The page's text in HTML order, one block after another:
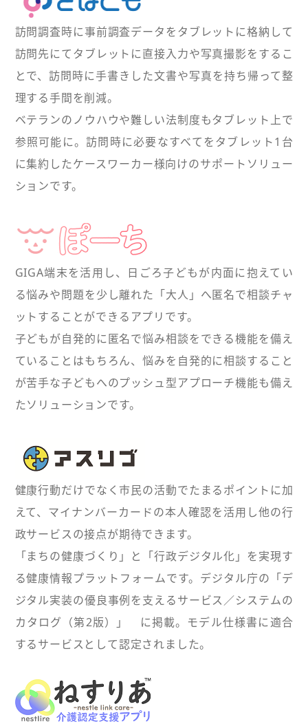
訪問調査時に事前調査データをタブレットに格納して
訪問先にてタブレットに直接入力や写真撮影をするこ
とで、訪問時に手書きした文書や写真を持ち帰って整
理する手間を削減。
ベテランのノウハウや難しい法制度もタブレット上で
参照可能に。訪問時に必要なすべてをタブレット1台
に集約したケースワーカー様向けのサポートソリュー
ションです。
GIGA端末を活用し、日ごろ子どもが内面に抱えてい
る悩みや問題を少し離れた「大人」へ匿名で相談チャ
ットすることができるアプリです。
子どもが自発的に匿名で悩み相談をできる機能を備え
ていることはもちろん、悩みを自発的に相談すること
が苦手な子どもへのプッシュ型アプローチ機能も備え
たソリューションです。
健康行動だけでなく市民の活動でたまるポイントに加
えて、マイナンバーカードの本人確認を活用し他の行
政サービスの接点が期待できます。
「まちの健康づくり」と「行政デジタル化」を実現す
る健康情報プラットフォームです。デジタル庁の「デ
ジタル実装の優良事例を支えるサービス／システムの
カタログ（第2版）」 に掲載。モデル仕様書に適合
するサービスとして認定されました。